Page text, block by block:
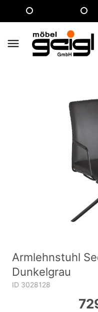
Armlehnstuhl
Dunkelgrau
ID 3028128